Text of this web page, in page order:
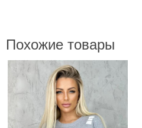
Похожие товары